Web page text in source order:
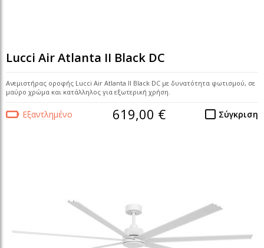
Lucci Air Atlanta II Black DC
Ανεμιστήρας οροφής Lucci Air Atlanta II Black DC με δυνατότητα φωτισμού, σε
μαύρο χρώμα και κατάλληλος για εξωτερική χρήση.
Εξαντλημένο Σύγκριση
619,00 €